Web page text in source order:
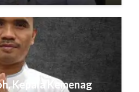
Kepala Kemenag